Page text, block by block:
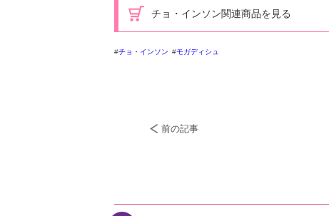
チョ・インソン関連商品を見る
チョ・インソン モガディシュ
前の記事